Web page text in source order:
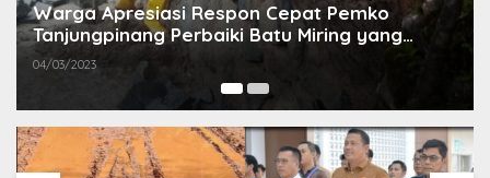
Warga Apresiasi Respon Cepat Pemko
Tanjungpinang Perbaiki Batu Miring yang
Rusak Akibat Banjir
04/03/2023